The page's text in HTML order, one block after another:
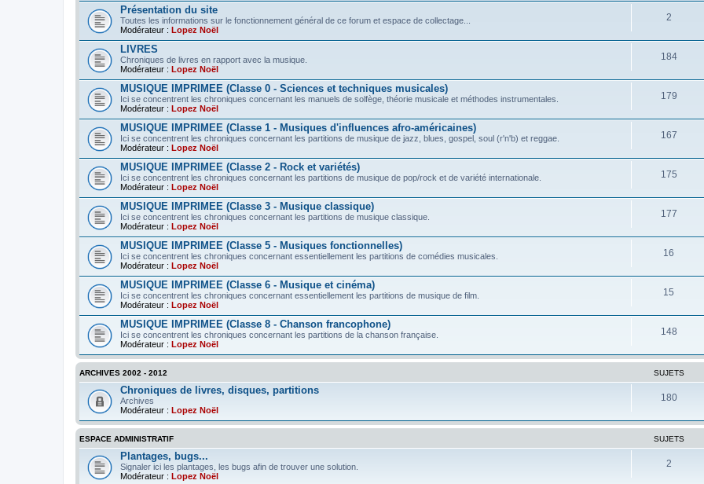
Présentation du site
Toutes les informations sur le fonctionnement général de ce forum et espace de collectage...
Modérateur : Lopez Noël
2
LIVRES
Chroniques de livres en rapport avec la musique.
Modérateur : Lopez Noël
184
MUSIQUE IMPRIMEE (Classe 0 - Sciences et techniques musicales)
Ici se concentrent les chroniques concernant les manuels de solfège, théorie musicale et méthodes instrumentales.
Modérateur : Lopez Noël
179
MUSIQUE IMPRIMEE (Classe 1 - Musiques d'influences afro-américaines)
Ici se concentrent les chroniques concernant les partitions de musique de jazz, blues, gospel, soul (r'n'b) et reggae.
Modérateur : Lopez Noël
167
MUSIQUE IMPRIMEE (Classe 2 - Rock et variétés)
Ici se concentrent les chroniques concernant les partitions de musique de pop/rock et de variété internationale.
Modérateur : Lopez Noël
175
MUSIQUE IMPRIMEE (Classe 3 - Musique classique)
Ici se concentrent les chroniques concernant les partitions de musique classique.
Modérateur : Lopez Noël
177
MUSIQUE IMPRIMEE (Classe 5 - Musiques fonctionnelles)
Ici se concentrent les chroniques concernant essentiellement les partitions de comédies musicales.
Modérateur : Lopez Noël
16
MUSIQUE IMPRIMEE (Classe 6 - Musique et cinéma)
Ici se concentrent les chroniques concernant essentiellement les partitions de musique de film.
Modérateur : Lopez Noël
15
MUSIQUE IMPRIMEE (Classe 8 - Chanson francophone)
Ici se concentrent les chroniques concernant les partitions de la chanson française.
Modérateur : Lopez Noël
148
ARCHIVES 2002 - 2012 SUJETS
Chroniques de livres, disques, partitions
Archives
Modérateur : Lopez Noël
180
ESPACE ADMINISTRATIF SUJETS
Plantages, bugs...
Signaler ici les plantages, les bugs afin de trouver une solution.
Modérateur : Lopez Noël
2